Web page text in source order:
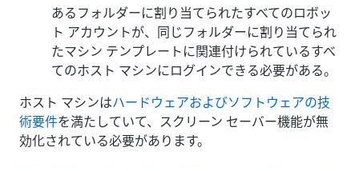
あるフォルダーに割り当てられたすべてのロボッ
ト アカウントが、同じフォルダーに割り当てられ
たマシン テンプレートに関連付けられているすべ
てのホスト マシンにログインできる必要がある。
ホスト マシンはハードウェアおよびソフトウェアの技
術要件を満たしていて、スクリーン セーバー機能が無
効化されている必要があります。